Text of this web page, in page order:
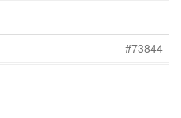
#73844